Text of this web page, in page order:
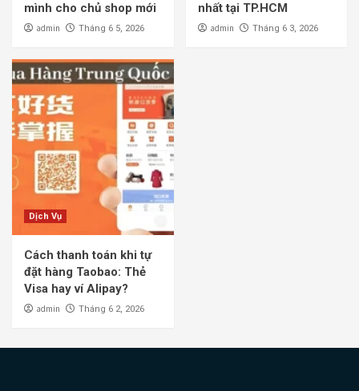
mình cho chủ shop mới
admin Tháng 6 5, 2026
nhất tại TP.HCM
admin Tháng 6 3, 2026
Dịch Vụ
Cách thanh toán khi tự
đặt hàng Taobao: Thẻ
Visa hay ví Alipay?
admin Tháng 6 2, 2026